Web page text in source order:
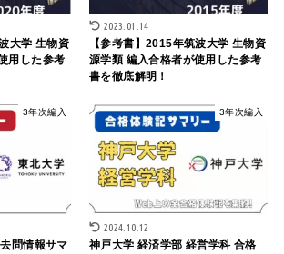
大学 生物資
用した参考
2023.01.14
【参考書】2015年筑波大学 生物資
源学類 編入合格者が使用した参考
書を徹底解明！
3年次編入
問情報サマ
3年次編入
2024.10.12
神戸大学 経済学部 経営学科 合格